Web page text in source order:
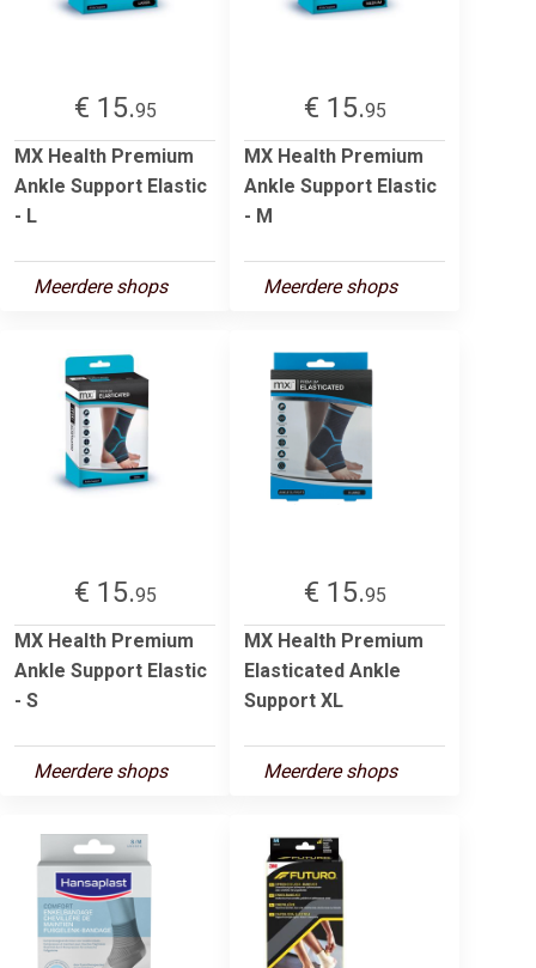
€ 15.95
MX Health Premium
Ankle Support Elastic
- L
Meerdere shops
€ 15.95
MX Health Premium
Ankle Support Elastic
- M
Meerdere shops
€ 15.95
MX Health Premium
Ankle Support Elastic
- S
Meerdere shops
€ 15.95
MX Health Premium
Elasticated Ankle
Support XL
Meerdere shops